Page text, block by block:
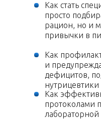
Как стать
просто
рацион, но и
привычки в
Как
и
дефицитов,
нутрицевтики
Как
протоколами
лабораторной